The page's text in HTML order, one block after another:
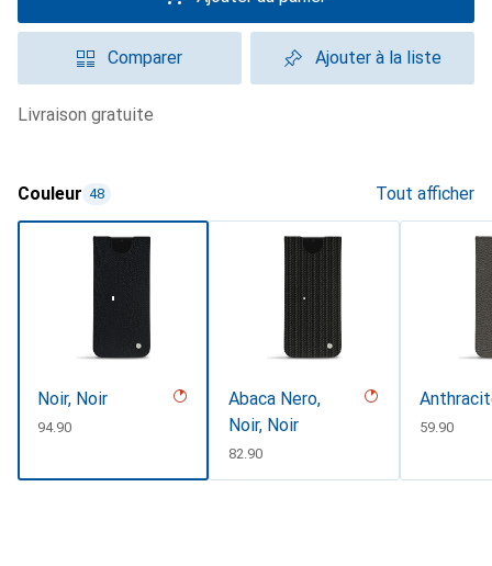
Comparer Ajouter à la liste
livraison gratuite
Couleur 48 Tout afficher
Noir, Noir
CHF
94.90
Abaca Nero,
Noir, Noir
CHF
82.90
CHF
59.90